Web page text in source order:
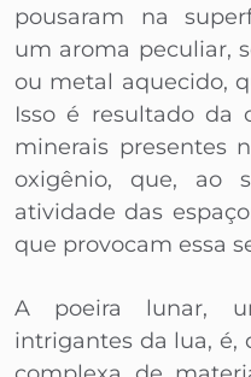
pousaram na
um aroma peculiar,
ou metal aquecido,
Isso é resultado da
minerais presentes
oxigênio, que, ao
atividade das
que provocam essa
A poeira lunar,
intrigantes da lua, é,